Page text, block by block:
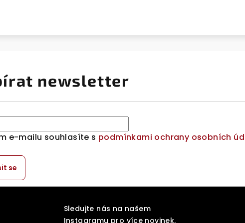
newsletter
e-mailu souhlasíte s podmínkami ochrany osobních
se
Sledujte nás na našem
Instagramu pro více novinek.